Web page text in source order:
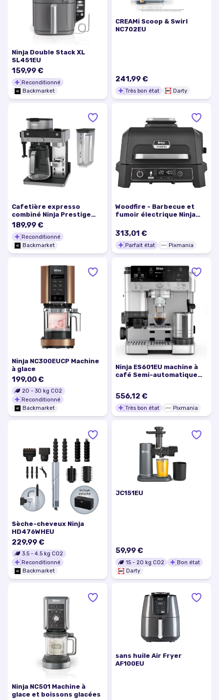
Ninja Double Stack XL
SL451EU
159,99 €
Reconditionné
Backmarket
CREAMi Scoop & Swirl
NC702EU
241,99 €
Très bon état Darty
Cafetière expresso
combiné Ninja Prestige
DualBrew System 2-in-1 L
- Noir
189,99 €
Reconditionné
Backmarket
Woodfire - Barbecue et
fumoir électrique Ninja
Excellent état
313,01 €
Parfait état Pixmania
Ninja NC300EUCP Machine
à glace
199,00 €
20 - 30 kg CO2
Reconditionné
Backmarket
Ninja ES601EU machine à
café Semi-automatique
556,12 €
Très bon état Pixmania
Sèche-cheveux Ninja
HD476WHEU
229,99 €
3.5 - 4.5 kg CO2
Reconditionné
Backmarket
JC151EU
59,99 €
15 - 20 kg CO2
Bon état
Darty
Ninja NC501 Machine à
glace et boissons glacées
sans huile Air Fryer
AF100EU